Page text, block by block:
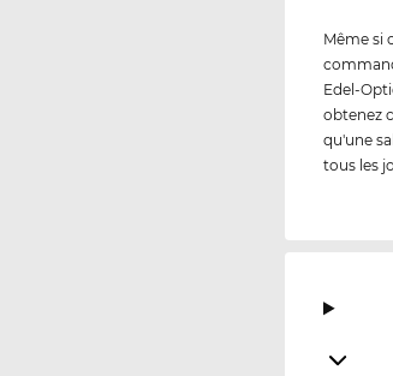
Même si
Edel-
obtenez
qu'une
tous les